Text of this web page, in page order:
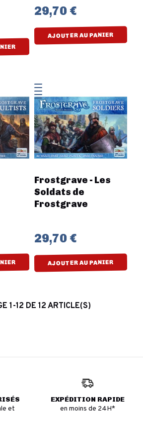
29,70 €
AJOUTER AU PANIER
Frostgrave - Les
Soldats de
Frostgrave
29,70 €
AJOUTER AU PANIER
1-12 DE 12 ARTICLE(S)
et
EXPÉDITION RAPIDE
en moins de 24H*